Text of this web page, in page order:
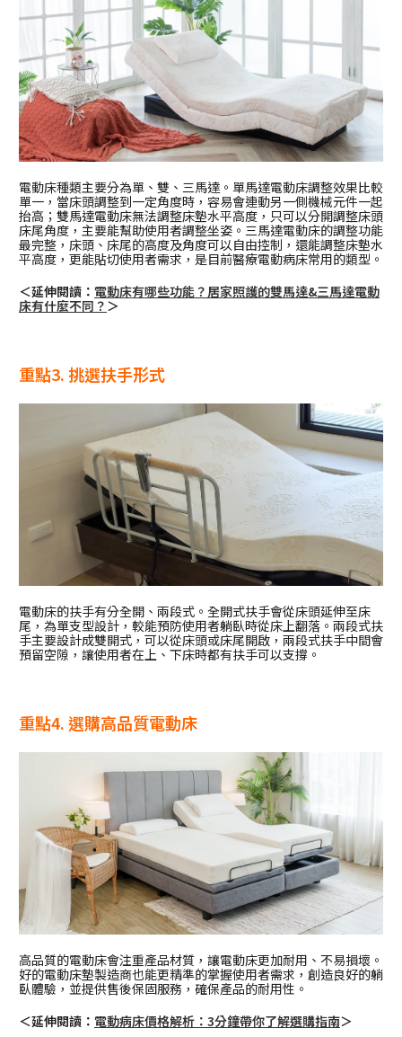
電動床種類主要分為單、雙、三馬達。單馬達電動床調整效果比較
單一，當床頭調整到一定角度時，容易會連動另一側機械元件一起
抬高；雙馬達電動床無法調整床墊水平高度，只可以分開調整床頭
床尾角度，主要能幫助使用者調整坐姿。三馬達電動床的調整功能
最完整，床頭、床尾的高度及角度可以自由控制，還能調整床墊水
平高度，更能貼切使用者需求，是目前醫療電動病床常用的類型。
＜延伸閱讀： 電動床有哪些功能？居家照護的雙馬達&三馬達電動
床有什麼不同？ ＞
重點3. 挑選扶手形式
電動床的扶手有分全開、兩段式。全開式扶手會從床頭延伸至床
尾，為單支型設計，較能預防使用者躺臥時從床上翻落。兩段式扶
手主要設計成雙開式，可以從床頭或床尾開啟，兩段式扶手中間會
預留空隙，讓使用者在上、下床時都有扶手可以支撐。
重點4. 選購高品質電動床
高品質的電動床會注重產品材質，讓電動床更加耐用、不易損壞。
好的電動床墊製造商也能更精準的掌握使用者需求，創造良好的躺
臥體驗，並提供售後保固服務，確保產品的耐用性。
＜延伸閱讀： 電動病床價格解析：3分鐘帶你了解選購指南＞